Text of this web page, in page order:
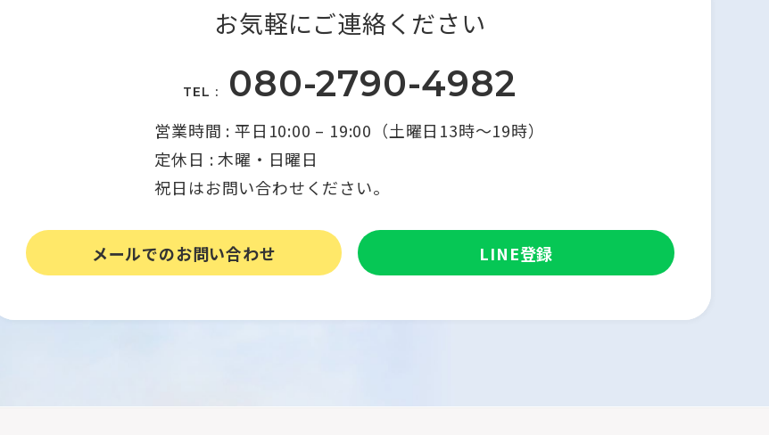
お気軽にご連絡ください
TEL : 080-2790-4982
営業時間 : 平日10:00 – 19:00（土曜日13時～19時）
定休日 : 木曜・日曜日
祝日はお問い合わせください。
メールでのお問い合わせ LINE登録